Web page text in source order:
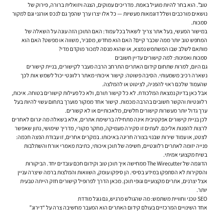
טוב”. הוא בחר להיות מועיל באמת. מדריכים עמוקים, הצגה ויזואלית ברורה, פירוק של
נושאים מורכבים ושלל דוגמאות מעשיות — כל אלו יצרו ערך שהפך גם לנכס אורגני וגם למקור
סמכות.
במישור המעשי, בעל אתר צריך לשאול בכל עמוד: האם התוכן הזה עונה על השאלה של
המחפש טוב יותר ממה שכבר קיים? האם הוא מחדש, מסביר, משווה או מפשט? האם הוא
מותאם לשלב שבו המשתמש נמצא, או שהוא מנסה למכור מוקדם מדי?
סמכות ואמינות: למה קישורים עדיין חשובים
גם היום, למרות שתחום קידום האתרים התרחב הרבה מעבר לקישורים, בניית קישורים
נשארה רכיב משמעותי. הסיבה פשוטה: קישור איכותי מאתר רלוונטי יכול לשמש אות לכך
שהעמוד שלכם ראוי להפניה, לציטוט או להמלצה.
אבל כאן בדיוק נמצאת המלכודת. לא כל קישור תורם, ולא כל פעילות קישורים בטוחה. איכות,
רלוונטיות והקשר חשובים בהרבה מכמות. קישור אחד ממקור מוערך בתחום עשוי להיות בעל
ערך גדול יותר מעשרות קישורים חלשים, מלאכותיים או לא קשורים.
לכן בניית קישורים אפקטיבית אינה מתחילה ברשימת אתרים, אלא בשאלה מה יגרום לאחרים
לרצות להפנות אליכם. לעתים זו סקירה מעמיקה, מחקר מקורי, מדריך שימושי, נתון שאפשר
לצטט, או עמוד שירות שבנוי בצורה חריגה באיכותו. במקרים אחרים, זו עבודת הפצה חכמה:
פנייה יזומה לאתרים רלוונטיים, חשיפה של תוכן איכותי, כתיבת מאמרי אורח והשתלבות
בשיח מקצועי אמיתי.
הדוגמה של The Wirecutter ממחישה איך תוכן טוב וקידום חכם עובדים יחד. הביקורות
והסקירות לא הסתפקו במידע בסיסי. הן סיפקו עומק, השוואות והמלצות ברמה שיצרה עניין
אצל יצרנים, אתרים מקצועיים וגופי תוכן. מכאן הדרך לפרופיל קישורים חזק הייתה טבעית
יותר.
SEO טכני וחוויית משתמש: מה שהגולש מרגיש, גם גוגל מודדת
אחד השינויים המרכזיים בעולם קידום האתרים הוא המעבר מחשיבה צרה על “דירוג”